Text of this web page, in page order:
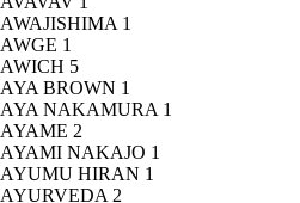
AWAJISHIMA 1
AWGE 1
AWICH 5
AYA BROWN 1
AYA NAKAMURA 1
AYAME 2
AYAMI NAKAJO 1
AYUMU HIRAN 1
AYURVEDA 2